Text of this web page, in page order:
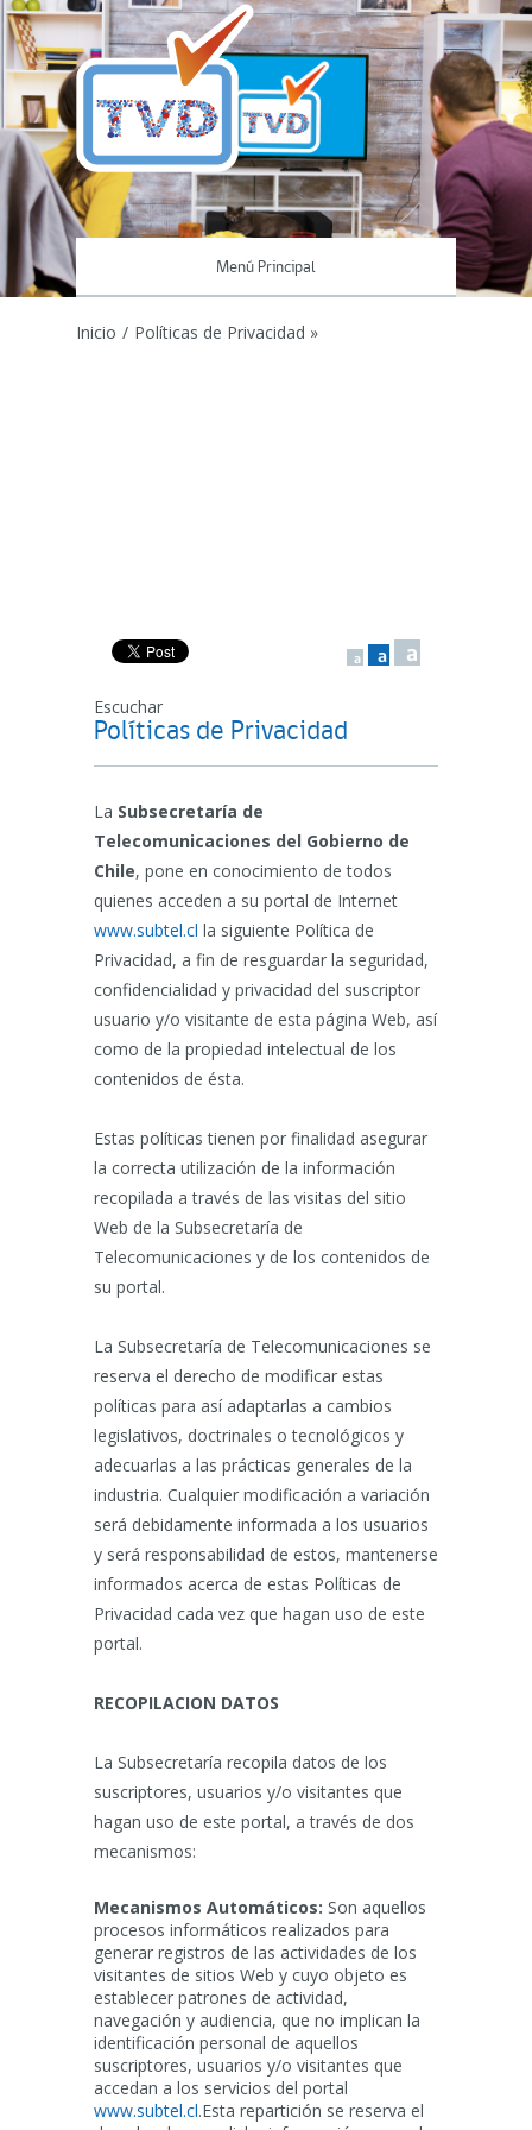
Menú Principal
Inicio / Políticas de Privacidad »
a a a
Escuchar
Políticas de Privacidad
La Subsecretaría de
Telecomunicaciones del Gobierno de
Chile, pone en conocimiento de todos
quienes acceden a su portal de Internet
www.subtel.cl la siguiente Política de
Privacidad, a fin de resguardar la seguridad,
confidencialidad y privacidad del suscriptor
usuario y/o visitante de esta página Web, así
como de la propiedad intelectual de los
contenidos de ésta.
Estas políticas tienen por finalidad asegurar
la correcta utilización de la información
recopilada a través de las visitas del sitio
Web de la Subsecretaría de
Telecomunicaciones y de los contenidos de
su portal.
La Subsecretaría de Telecomunicaciones se
reserva el derecho de modificar estas
políticas para así adaptarlas a cambios
legislativos, doctrinales o tecnológicos y
adecuarlas a las prácticas generales de la
industria. Cualquier modificación a variación
será debidamente informada a los usuarios
y será responsabilidad de estos, mantenerse
informados acerca de estas Políticas de
Privacidad cada vez que hagan uso de este
portal.
RECOPILACION DATOS
La Subsecretaría recopila datos de los
suscriptores, usuarios y/o visitantes que
hagan uso de este portal, a través de dos
mecanismos:
Mecanismos Automáticos: Son aquellos
procesos informáticos realizados para
generar registros de las actividades de los
visitantes de sitios Web y cuyo objeto es
establecer patrones de actividad,
navegación y audiencia, que no implican la
identificación personal de aquellos
suscriptores, usuarios y/o visitantes que
accedan a los servicios del portal
www.subtel.cl.Esta repartición se reserva el